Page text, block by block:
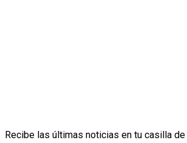
Recibe las últimas noticias en tu casilla